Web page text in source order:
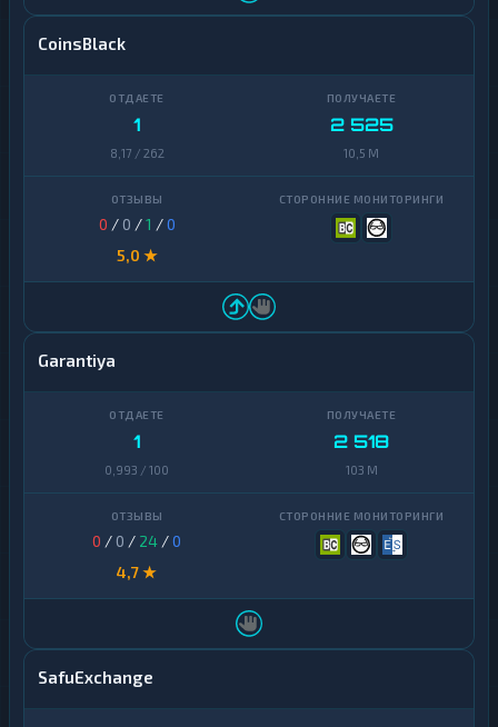
CoinsBlack
1
8,17 / 262
2 525
10,5 M
0 / 0 /1 /0
5,0 ★
Garantiya
1
0,993 / 100
2 518
103 M
0 / 0 / 24 /0
4,7 ★
SafuExchange